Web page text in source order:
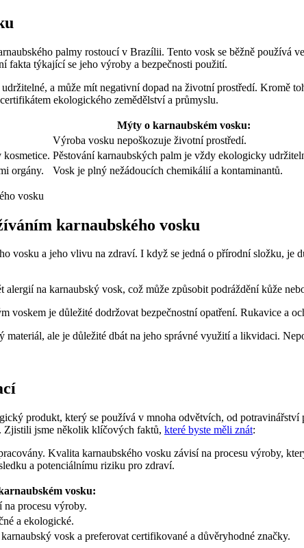
palmy rostoucí v Brazílii. Tento vosk se běžně
fakta týkající se jeho výroby a bezpečnosti použití.
a může mít negativní dopad na životní prostředí. Kromě
ekologického zemědělství a průmyslu.
Mýty o karnaubském vosku:
Výroba vosku nepoškozuje životní prostředí.
Pěstování karnaubských palm je vždy ekologicky
orgány.
Vosk je plný nežádoucích chemikálií a kontaminantů.
karnaubského vosku
vosku a jeho vlivu na zdraví. I když se jedná o přírodní složku, je
alergií na karnaubský vosk, což může způsobit podráždění kůže
voskem je důležité dodržovat bezpečnostní opatření. Rukavice a
ale je důležité dbát na jeho správné využití a likvidaci.
produkt, který se používá v mnoha odvětvích, od
Zjistili jsme několik klíčových faktů, které byste měli znát:
Kvalita karnaubského vosku závisí na procesu výroby,
a potenciálnímu riziku pro zdraví.
vosku:
procesu výroby.
a ekologické.
vosk a preferovat certifikované a důvěryhodné značky.